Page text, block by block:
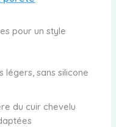
pour un style
sans silicone
du cuir chevelu